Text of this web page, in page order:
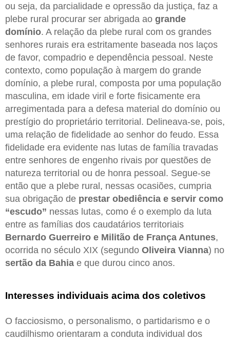
ou seja, da parcialidade e opressão da justiça, faz a
plebe rural procurar ser abrigada ao grande
domínio. A relação da plebe rural com os grandes
senhores rurais era estritamente baseada nos laços
de favor, compadrio e dependência pessoal. Neste
contexto, como população à margem do grande
domínio, a plebe rural, composta por uma população
masculina, em idade viril e forte fisicamente era
arregimentada para a defesa material do domínio ou
prestígio do proprietário territorial. Delineava-se, pois,
uma relação de fidelidade ao senhor do feudo. Essa
fidelidade era evidente nas lutas de família travadas
entre senhores de engenho rivais por questões de
natureza territorial ou de honra pessoal. Segue-se
então que a plebe rural, nessas ocasiões, cumpria
sua obrigação de prestar obediência e servir como
“escudo” nessas lutas, como é o exemplo da luta
entre as famílias dos caudatários territoriais
Bernardo Guerreiro e Militão de França Antunes,
ocorrida no século XIX (segundo Oliveira Vianna) no
sertão da Bahia e que durou cinco anos.
Interesses individuais acima dos coletivos
O facciosismo, o personalismo, o partidarismo e o
caudilhismo orientaram a conduta individual dos